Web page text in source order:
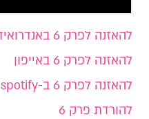
להאזנה לפרק 6 באנדרואיד
להאזנה לפרק 6 באייפון
להאזנה לפרק 6 ב-
spotify
להורדת פרק 6